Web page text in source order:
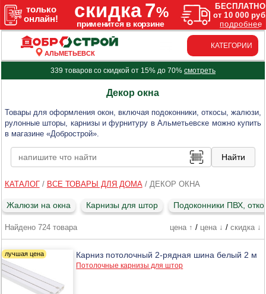
АЛЬМЕТЬЕВСК
КАТЕГОРИИ
339 товаров со скидкой от 15% до 70% смотреть
Декор окна
Товары для оформления окон, включая подоконники, откосы, жалюзи,
рулонные шторы, карнизы и фурнитуру в Альметьевске можно купить
в магазине «Добрострой».
КАТАЛОГ/ ВСЕ ТОВАРЫ ДЛЯ ДОМА/ ДЕКОР ОКНА
Жалюзи на окна Карнизы для штор Подоконники ПВХ,
Найдено 724 товара цена ↑ / цена ↓ / скидка ↓
Карниз потолочный 2-рядная шина белый 2 м
Потолочные карнизы для штор